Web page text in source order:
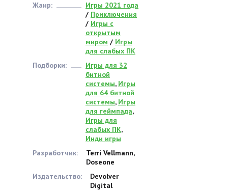
Жанр:
Игры 2021 года
/ Приключения
/ Игры с
открытым
миром / Игры
для слабых ПК
Подборки:
Игры для 32
битной
системы, Игры
для 64 битной
системы, Игры
для геймпада,
Игры для
слабых ПК,
Инди игры
Разработчик:
Terri Vellmann,
Doseone
Издательство:
Devolver
Digital